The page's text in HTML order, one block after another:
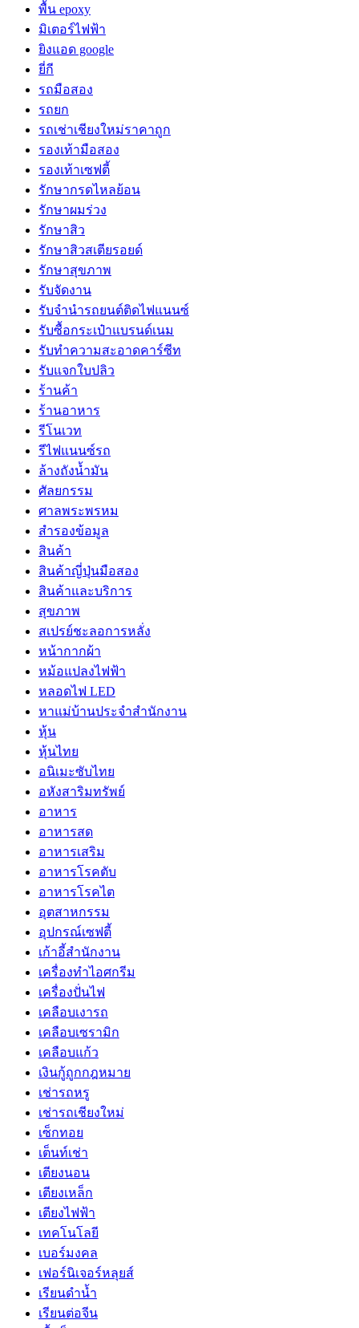
พื้น epoxy
มิเตอร์ไฟฟ้า
ยิงแอด google
ยี่กี
รถมือสอง
รถยก
รถเช่าเชียงใหม่ราคาถูก
รองเท้ามือสอง
รองเท้าเซฟตี้
รักษากรดไหลย้อน
รักษาผมร่วง
รักษาสิว
รักษาสิวสเตียรอยด์
รักษาสุขภาพ
รับจัดงาน
รับจํานํารถยนต์ติดไฟแนนซ์
รับซื้อกระเป๋าแบรนด์เนม
รับทำความสะอาดคาร์ซีท
รับแจกใบปลิว
ร้านค้า
ร้านอาหาร
รีโนเวท
รีไฟแนนซ์รถ
ล้างถังน้ำมัน
ศัลยกรรม
ศาลพระพรหม
สำรองข้อมูล
สินค้า
สินค้าญี่ปุ่นมือสอง
สินค้าและบริการ
สุขภาพ
สเปรย์ชะลอการหลั่ง
หน้ากากผ้า
หม้อแปลงไฟฟ้า
หลอดไฟ LED
หาแม่บ้านประจำสำนักงาน
หุ้น
หุ้นไทย
อนิเมะซับไทย
อหังสาริมทรัพย์
อาหาร
อาหารสด
อาหารเสริม
อาหารโรคตับ
อาหารโรคไต
อุตสาหกรรม
อุปกรณ์เซฟตี้
เก้าอี้สำนักงาน
เครื่องทำไอศกรีม
เครื่องปั่นไฟ
เคลือบเงารถ
เคลือบเซรามิก
เคลือบแก้ว
เงินกู้ถูกกฎหมาย
เช่ารถหรู
เช่ารถเชียงใหม่
เซ็กทอย
เต็นท์เช่า
เตียงนอน
เตียงเหล็ก
เตียงไฟฟ้า
เทคโนโลยี
เบอร์มงคล
เฟอร์นิเจอร์หลุยส์
เรียนดำน้ำ
เรียนต่อจีน